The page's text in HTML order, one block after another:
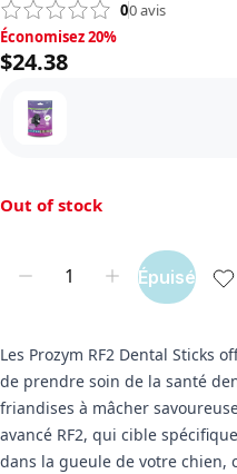
00avis
Économisez 20%,
Économisez 20%
$24.38
Out of stock
Épuisé
Les Prozym RF2 Dental Sticks
de prendre soin de la santé
friandises à mâcher
avancé RF2, qui cible
dans la gueule de votre